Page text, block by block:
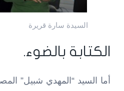
السيدة سارة قريرة
الكتابة بالضوء.
أما السيد “المهدي شبيل”